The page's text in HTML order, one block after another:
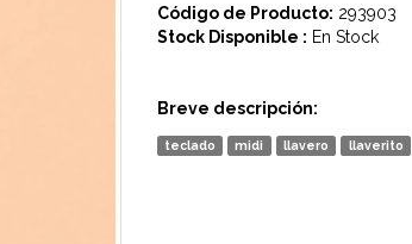
Código de Producto: 293903
Stock Disponible : En Stock
Breve descripción:
teclado midi llavero llaverito